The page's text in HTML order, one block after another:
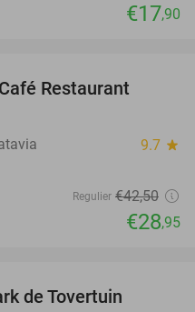
€17,90
Restaurant
9.7 star
Regulier €42,50
€28,95
de Tovertuin